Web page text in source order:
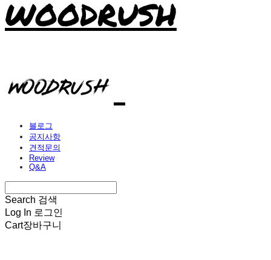
WOODRUSH
블로그
공지사항
견적문의
Review
Q&A
Search 검색
Log In 로그인
Cart장바구니